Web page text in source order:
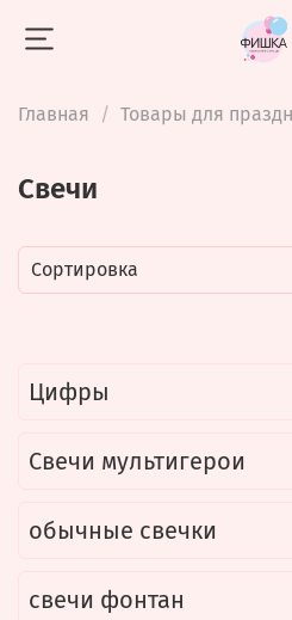
Главная Товары для
Свечи
Цифры
Свечи мультигерои
обычные свечки
свечи фонтан